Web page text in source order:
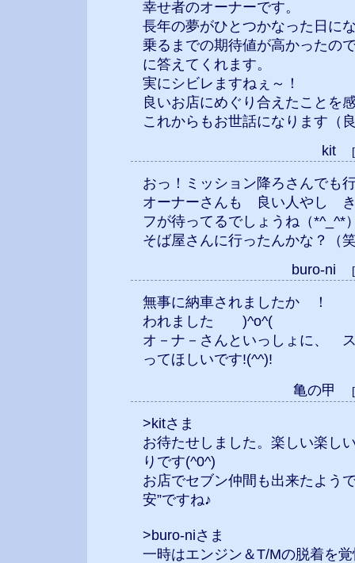
幸せ者のオーナーです。
長年の夢がひとつかなった日に
乗るまでの期待値が高かったの
に答えてくれます。
実にシビレますねぇ～！
良いお店にめぐり合えたことを
これからもお世話になります（
kit
おっ！ミッション降ろさんでも
オーナーさんも 良い人やし き
フが待ってるでしょうね（*^_^*
そば屋さんに行ったんかな？（
buro-ni
無事に納車されましたか ！
われました )^o^(
オ－ナ－さんといっしょに、
ってほしいです!(^^)!
亀の甲
>kitさま
お待たせしました。楽しい楽し
りです(^0^)
お店でセブン仲間も出来たよう
安”ですね♪
>buro-niさま
一時はエンジン＆T/Mの脱着を